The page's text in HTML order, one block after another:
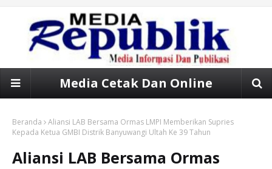
Media Cetak Dan Online
Beranda
Aliansi LAB Bersama Ormas LMPI Memberikan Supries
Kepada Ketua GMBI Distrik Banyuwangi Ultah Ke 39 Tahun
Aliansi LAB Bersama Ormas